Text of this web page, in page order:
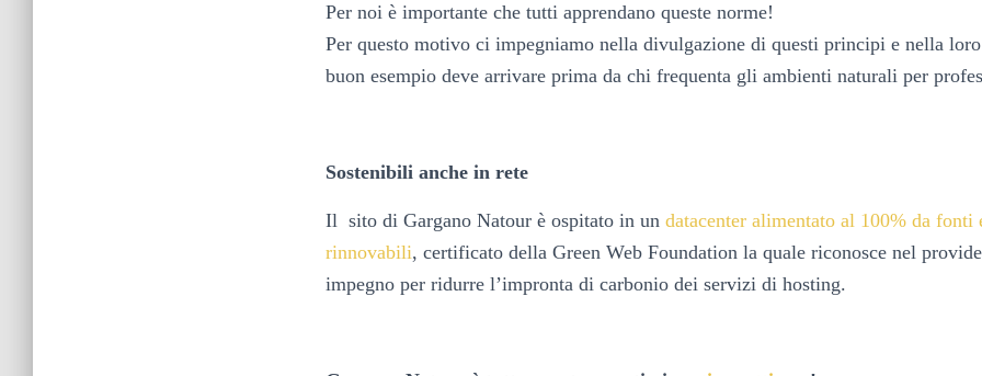
Per noi è importante che tutti apprendano queste norme!
Per questo motivo ci impegniamo nella divulgazione di questi principi e nella
buon esempio deve arrivare prima da chi frequenta gli ambienti naturali per
Sostenibili anche in rete
Il sito di Gargano Natour è ospitato in un datacenter alimentato al 100% da fonti
rinnovabili, certificato della Green Web Foundation la quale riconosce nel
impegno per ridurre l’impronta di carbonio dei servizi di hosting.